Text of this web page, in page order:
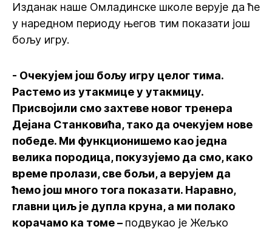
Изданак наше Омладинске школе верује да ће
у наредном периоду његов тим показати још
бољу игру.
- Очекујем још бољу игру целог тима.
Растемо из утакмице у утакмицу.
Присвојили смо захтеве новог тренера
Дејана Станковића, тако да очекујем нове
победе. Ми функционишемо као једна
велика породица, покузујемо да смо, како
време пролази, све бољи, а верујем да
ћемо још много тога показати. Наравно,
главни циљ је дупла круна, а ми полако
корачамо ка томе – подвукао је Жељко